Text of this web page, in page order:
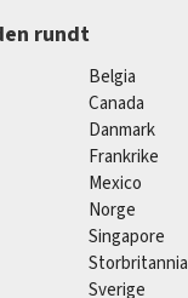
rundt
Belgia
Canada
Danmark
Frankrike
Mexico
Norge
Singapore
Storbritannia
Sverige